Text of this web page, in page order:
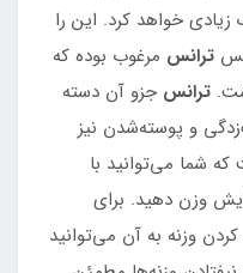
خواهد کرد. این را
ترانس مرغوب بوده که
ترانس جزو آن دسته
و پوسته‌شدن نیز
شما می‌توانید با
وزن دهید. برای
کردن وزنه به آن می‌توانید